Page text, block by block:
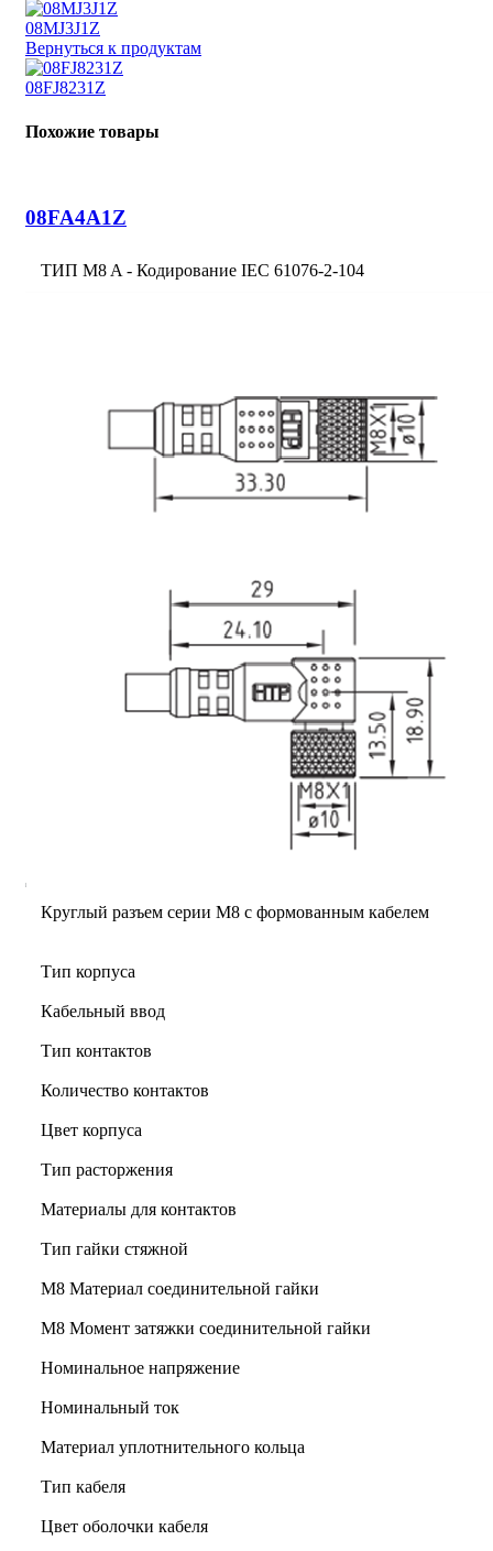
08MJ3J1Z
Вернуться к продуктам
08FJ8231Z
Похожие товары
08FA4A1Z
ТИП M8 A - Кодирование IEC 61076-2-104
Круглый разъем серии M8 с формованным кабелем
Тип корпуса
Кабельный ввод
Тип контактов
Количество контактов
Цвет корпуса
Тип расторжения
Материалы для контактов
Тип гайки стяжной
М8 Материал соединительной гайки
M8 Момент затяжки соединительной гайки
Номинальное напряжение
Номинальный ток
Материал уплотнительного кольца
Тип кабеля
Цвет оболочки кабеля